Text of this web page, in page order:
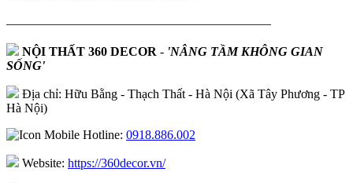
—————————————————————
NỘI THẤT 360 DECOR - 'NÂNG TẦM KHÔNG GIAN
SỐNG'
Địa chỉ: Hữu Bằng - Thạch Thất - Hà Nội (Xã Tây Phương - TP
Hà Nội)
Hotline: 0918.886.002
Website: https://360decor.vn/